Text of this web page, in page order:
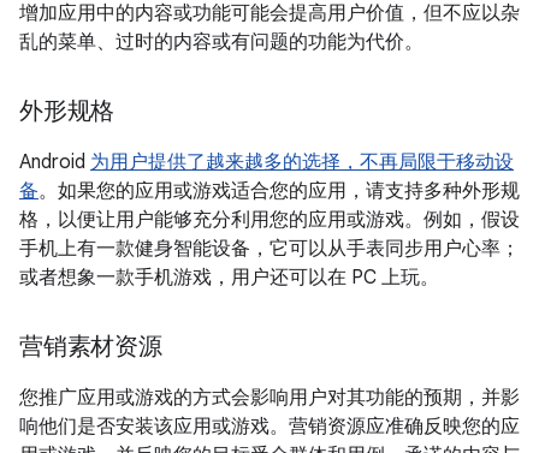
增加应用中的内容或功能可能会提高用户价值，但不应以杂
乱的菜单、过时的内容或有问题的功能为代价。
外形规格
Android 为用户提供了越来越多的选择，不再局限于移动设
备。如果您的应用或游戏适合您的应用，请支持多种外形规
格，以便让用户能够充分利用您的应用或游戏。例如，假设
手机上有一款健身智能设备，它可以从手表同步用户心率；
或者想象一款手机游戏，用户还可以在 PC 上玩。
营销素材资源
您推广应用或游戏的方式会影响用户对其功能的预期，并影
响他们是否安装该应用或游戏。营销资源应准确反映您的应